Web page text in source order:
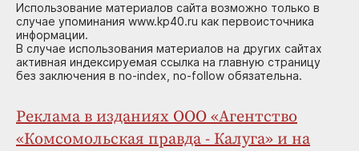
Использование материалов сайта возможно только в
случае упоминания www.kp40.ru как первоисточника
информации.
В случае использования материалов на других сайтах
активная индексируемая ссылка на главную страницу
без заключения в no-index, no-follow обязательна.
Реклама в изданиях ООО «Агентство
«Комсомольская правда - Калуга» и на